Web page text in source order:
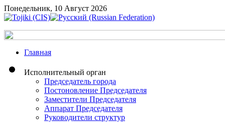
Понедельник, 10 Август 2026
Главная
Исполнительный орган
Председатель города
Постоновление Председателя
Заместители Председателя
Аппарат Председателя
Руководители структур